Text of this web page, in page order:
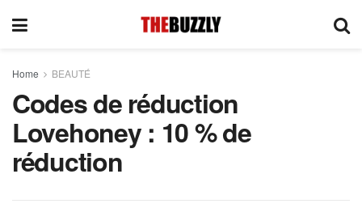
Home BEAUTÉ
Codes de réduction
Lovehoney : 10 % de
réduction